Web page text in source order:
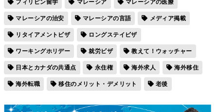
マレーシアの治安
マレーシアの言語
メディア掲載
リタイアメントビザ
ロングステイビザ
ワーキングホリデー
就労ビザ
教えて！ウォッチャー
日本とカナダの共通点
永住権 海外求人
海外移住
海外転職
移住のメリット・デメリット 老後